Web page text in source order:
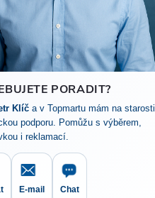
PORADIT?
Klíč a v Topmartu mám na starosti
podporu. Pomůžu s výběrem,
i reklamací.
E-mail Chat